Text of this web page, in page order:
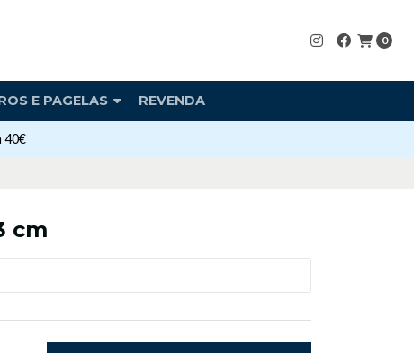
0
E PAGELAS REVENDA
40€
cm